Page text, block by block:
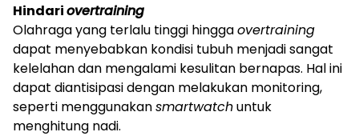
Hindariovertraining
Olahraga yang terlalu tinggi hinggaovertraining
dapat menyebabkan kondisi tubuh menjadi sangat
kelelahan dan mengalami kesulitan bernapas. Hal ini
dapat diantisipasi dengan melakukan monitoring,
seperti menggunakansmartwatchuntuk
menghitung nadi.